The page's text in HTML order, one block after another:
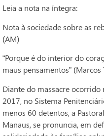
Leia a nota na íntegra:
Nota à sociedade sobre as
(AM)
“Porque é do interior do
maus pensamentos” (Marcos
Diante do massacre
2017, no Sistema
menos 60 detentos, a
Manaus, se pronuncia, em